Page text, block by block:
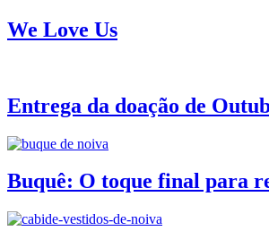
We Love Us
Entrega da doação de
Buquê: O toque final para